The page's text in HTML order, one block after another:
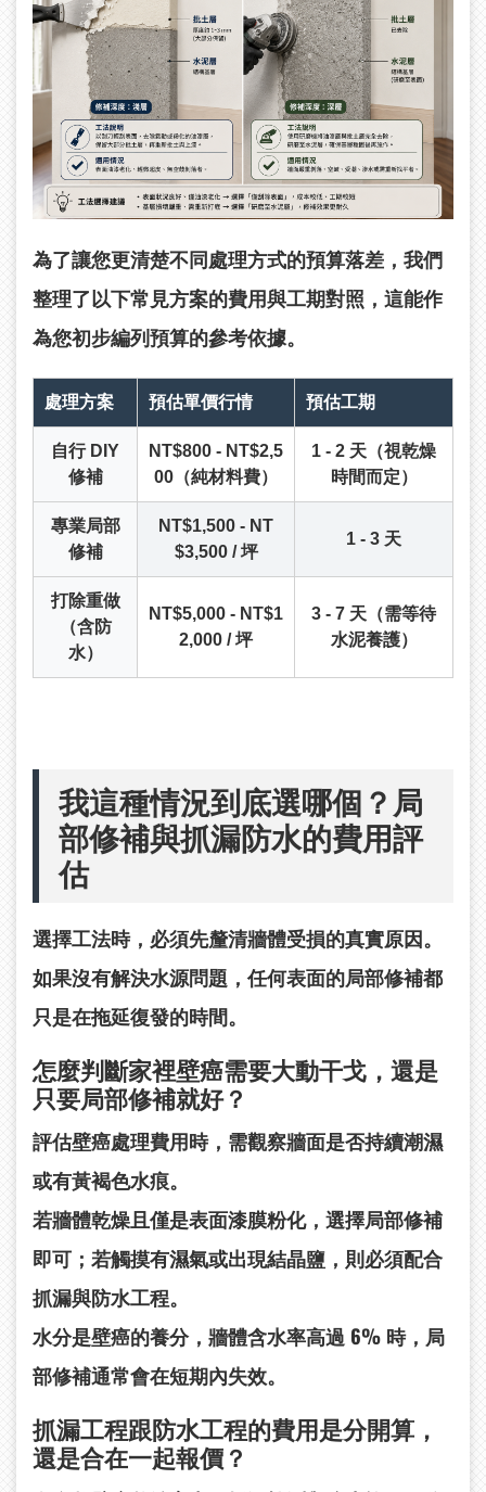
為了讓您更清楚不同處理方式的預算落差，我們
整理了以下常見方案的費用與工期對照，這能作
為您初步編列預算的參考依據。
處理方案 預估單價行情 預估工期
自行 DIY
修補
NT$800 - NT$2,5
00（純材料費）
1 - 2 天（視乾燥
時間而定）
專業局部
修補
NT$1,500 - NT
$3,500 / 坪
1 - 3 天
打除重做
（含防
水）
NT$5,000 - NT$1
2,000 / 坪
3 - 7 天（需等待
水泥養護）
我這種情況到底選哪個？局
部修補與抓漏防水的費用評
估
選擇工法時，必須先釐清牆體受損的真實原因。
如果沒有解決水源問題，任何表面的局部修補都
只是在拖延復發的時間。
怎麼判斷家裡壁癌需要大動干戈，還是
只要局部修補就好？
評估壁癌處理費用時，需觀察牆面是否持續潮濕
或有黃褐色水痕。
若牆體乾燥且僅是表面漆膜粉化，選擇局部修補
即可；若觸摸有濕氣或出現結晶鹽，則必須配合
抓漏與防水工程。
水分是壁癌的養分，牆體含水率高過 6% 時，局
部修補通常會在短期內失效。
抓漏工程跟防水工程的費用是分開算，
還是合在一起報價？